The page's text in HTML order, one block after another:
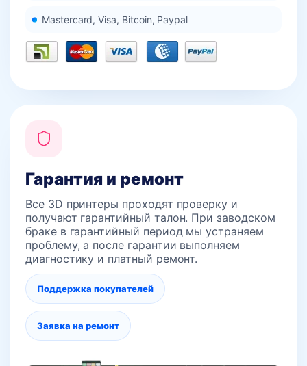
Mastercard, Visa, Bitcoin, Paypal
Гарантия и ремонт
Все 3D принтеры проходят проверку и
получают гарантийный талон. При заводском
браке в гарантийный период мы устраняем
проблему, а после гарантии выполняем
диагностику и платный ремонт.
Поддержка покупателей
Заявка на ремонт